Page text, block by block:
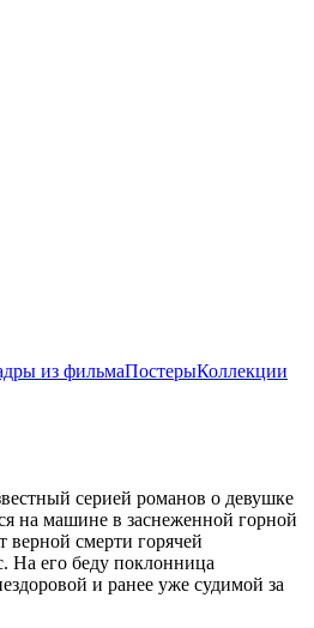
из фильмaПостерыКоллекции
серией романов о девушке
на машине в заснеженной горной
верной смерти горячей
его беду поклонница
и ранее уже судимой за